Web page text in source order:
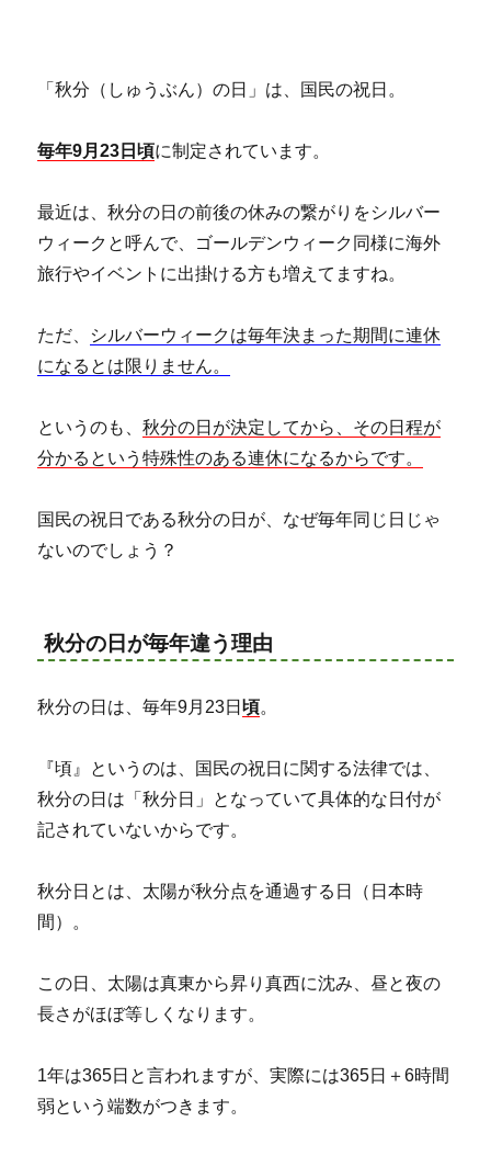
「秋分（しゅうぶん）の日」は、国民の祝日。
毎年9月23日頃に制定されています。
最近は、秋分の日の前後の休みの繋がりをシルバー
ウィークと呼んで、ゴールデンウィーク同様に海外
旅行やイベントに出掛ける方も増えてますね。
ただ、 シルバーウィークは毎年決まった期間に連休
になるとは限りません。
というのも、秋分の日が決定してから、その日程が
分かるという特殊性のある連休になるからです。
国民の祝日である秋分の日が、なぜ毎年同じ日じゃ
ないのでしょう？
秋分の日が毎年違う理由
秋分の日は、毎年9月23日頃。
『頃』というのは、国民の祝日に関する法律では、
秋分の日は「秋分日」となっていて具体的な日付が
記されていないからです。
秋分日とは、太陽が秋分点を通過する日（日本時
間）。
この日、太陽は真東から昇り真西に沈み、昼と夜の
長さがほぼ等しくなります。
1年は365日と言われますが、実際には365日＋6時間
弱という端数がつきます。